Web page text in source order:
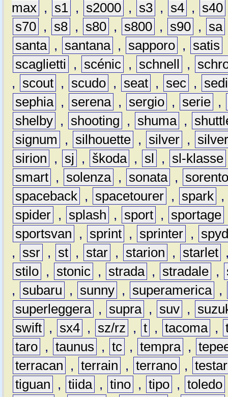
max , s1 , s2000 , s3 , s4 , s40
s70 , s8 , s80 , s800 , s90 , sa
santa , santana , sapporo , satis
scaglietti
, scénic , schnell ,
,
scout , scudo , seat , sec ,
sephia , serena , sergio , serie ,
shelby , shooting , shuma ,
signum
, silhouette , silver ,
sirion
, sj , škoda , sl , sl-klasse
smart , solenza , sonata ,
spaceback , spacetourer , spark ,
spider , splash , sport , sportage
sportsvan
, sprint , sprinter ,
,
ssr , st , star , starion , starlet
stilo , stonic , strada , stradale ,
,
subaru , sunny , superamerica ,
superleggera , supra , suv ,
swift , sx4 , sz/rz , t , tacoma ,
taro , taunus , tc , tempra ,
terracan
, terrain , terrano ,
tiguan
, tiida , tino , tipo , toledo